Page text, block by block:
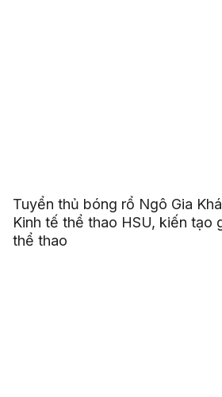
Tuyển thủ bóng rổ Ngô Gia
Kinh tế thể thao HSU, kiến tạo
thể thao